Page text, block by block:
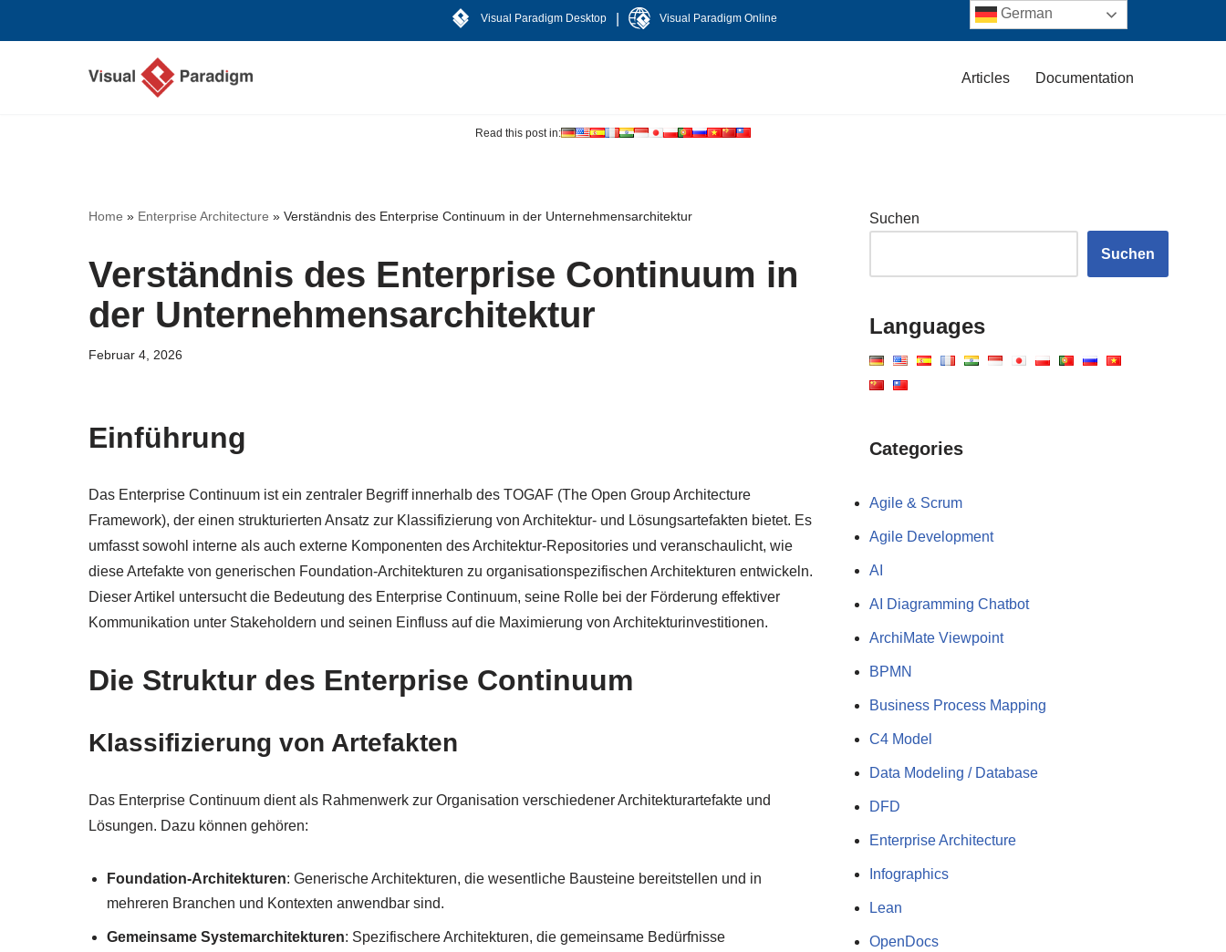
Visual Paradigm Desktop Visual Paradigm Online
Articles Documentation
Read this post in:
Home » Enterprise Architecture » Verständnis des Enterprise Continuum in der Unternehmensarchitektur
Verständnis des Enterprise Continuum in
der Unternehmensarchitektur
Februar 4, 2026
Einführung
Das Enterprise Continuum ist ein zentraler Begriff innerhalb des TOGAF (The Open Group Architecture
Framework), der einen strukturierten Ansatz zur Klassifizierung von Architektur- und Lösungsartefakten bietet. Es
umfasst sowohl interne als auch externe Komponenten des Architektur-Repositories und veranschaulicht, wie
diese Artefakte von generischen Foundation-Architekturen zu organisationspezifischen Architekturen entwickeln.
Dieser Artikel untersucht die Bedeutung des Enterprise Continuum, seine Rolle bei der Förderung effektiver
Kommunikation unter Stakeholdern und seinen Einfluss auf die Maximierung von Architekturinvestitionen.
Die Struktur des Enterprise Continuum
Klassifizierung von Artefakten
Das Enterprise Continuum dient als Rahmenwerk zur Organisation verschiedener Architekturartefakte und
Lösungen. Dazu können gehören:
Foundation-Architekturen: Generische Architekturen, die wesentliche Bausteine bereitstellen und in
mehreren Branchen und Kontexten anwendbar sind.
Gemeinsame Systemarchitekturen: Spezifischere Architekturen, die gemeinsame Bedürfnisse
Suchen
Suchen
Languages
Categories
Agile & Scrum
Agile Development
AI
AI Diagramming Chatbot
ArchiMate Viewpoint
BPMN
Business Process Mapping
C4 Model
Data Modeling / Database
DFD
Enterprise Architecture
Infographics
Lean
OpenDocs
German